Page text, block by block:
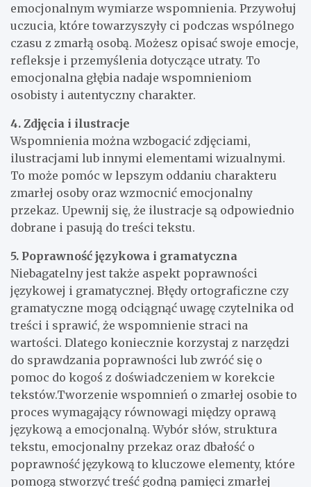
emocjonalnym wymiarze wspomnienia. Przywołuj
uczucia, które towarzyszyły ci podczas wspólnego
czasu z zmarłą osobą. Możesz opisać swoje emocje,
refleksje i przemyślenia dotyczące utraty. To
emocjonalna głębia nadaje wspomnieniom
osobisty i autentyczny charakter.
4. Zdjęcia i ilustracje
Wspomnienia można wzbogacić zdjęciami,
ilustracjami lub innymi elementami wizualnymi.
To może pomóc w lepszym oddaniu charakteru
zmarłej osoby oraz wzmocnić emocjonalny
przekaz. Upewnij się, że ilustracje są odpowiednio
dobrane i pasują do treści tekstu.
5. Poprawność językowa i gramatyczna
Niebagatelny jest także aspekt poprawności
językowej i gramatycznej. Błędy ortograficzne czy
gramatyczne mogą odciągnąć uwagę czytelnika od
treści i sprawić, że wspomnienie straci na
wartości. Dlatego koniecznie korzystaj z narzędzi
do sprawdzania poprawności lub zwróć się o
pomoc do kogoś z doświadczeniem w korekcie
tekstów.Tworzenie wspomnień o zmarłej osobie to
proces wymagający równowagi między oprawą
językową a emocjonalną. Wybór słów, struktura
tekstu, emocjonalny przekaz oraz dbałość o
poprawność językową to kluczowe elementy, które
pomogą stworzyć treść godną pamięci zmarłej